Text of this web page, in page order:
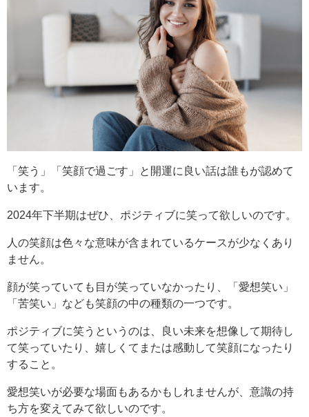
「笑う」「笑顔で過ごす」と開運に良い話は誰もが認めて
います。
2024年下半期はぜひ、ポジティブに笑って欲しいのです。
人の笑顔は色々な意味が含まれているケースが少なくあり
ません。
顔が笑っていても目が笑っていなかったり、「愛想笑い」
「苦笑い」なども笑顔の中の種類の一つです。
ポジティブに笑うというのは、良い未来を想像して期待し
て笑っていたり、嬉しくてまたは感動して笑顔になったり
すること。
愛想笑いが必要な場面もあるかもしれませんが、意識の持
ち方を変えてみて欲しいのです。